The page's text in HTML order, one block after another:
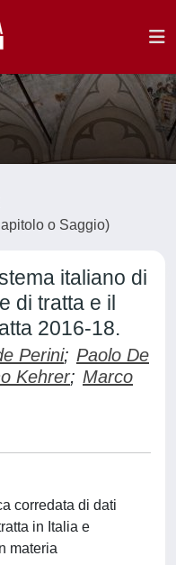
o Saggio)
italiano di
di tratta e il
2016-18.
Perini; Paolo De
Kehrer; Marco
corredata di dati
in Italia e
materia